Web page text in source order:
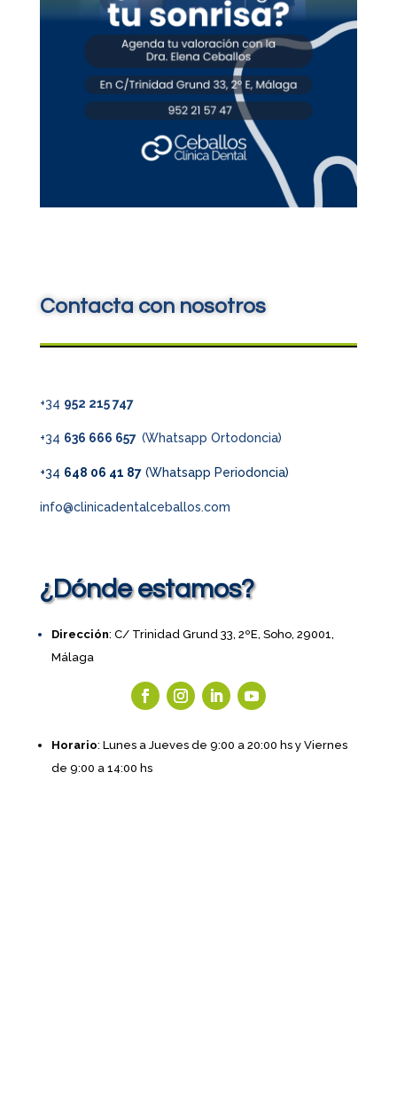
Contacta con nosotros
+34 952 215 747
+34 636 666 657 (Whatsapp Ortodoncia)
+34 648 06 41 87(Whatsapp Periodoncia)
info@clinicadentalceballos.com
¿Dónde estamos?
Dirección: C/ Trinidad Grund 33, 2ºE, Soho, 29001,
Málaga
Horario: Lunes a Jueves de 9:00 a 20:00 hs y Viernes
de 9:00 a 14:00 hs